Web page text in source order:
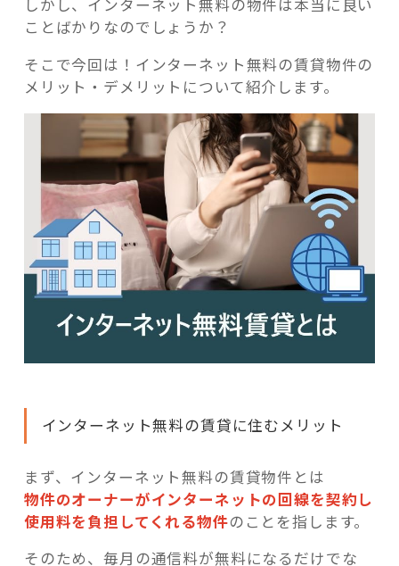
しかし、インターネット無料の物件は本当に良い
ことばかりなのでしょうか？
そこで今回は！インターネット無料の賃貸物件の
メリット・デメリットについて紹介します。
インターネット無料の賃貸に住むメリット
まず、インターネット無料の賃貸物件とは
物件のオーナーがインターネットの回線を契約し
使用料を負担してくれる物件のことを指します。
そのため、毎月の通信料が無料になるだけでな